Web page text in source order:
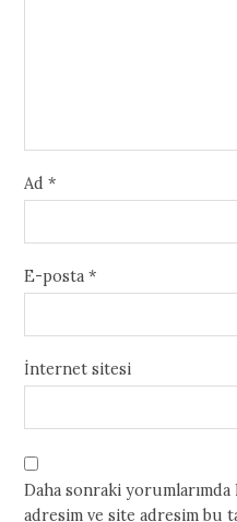
Ad*
E-posta*
İnternet sitesi
Daha sonraki yorumlarımda
adresim ve site adresim bu